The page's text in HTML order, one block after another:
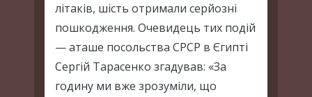
літаків, шість отримали серйозні
пошкодження. Очевидець тих подій
— аташе посольства СРСР в Єгипті
Сергій Тарасенко згадував: «За
годину ми вже зрозуміли, що